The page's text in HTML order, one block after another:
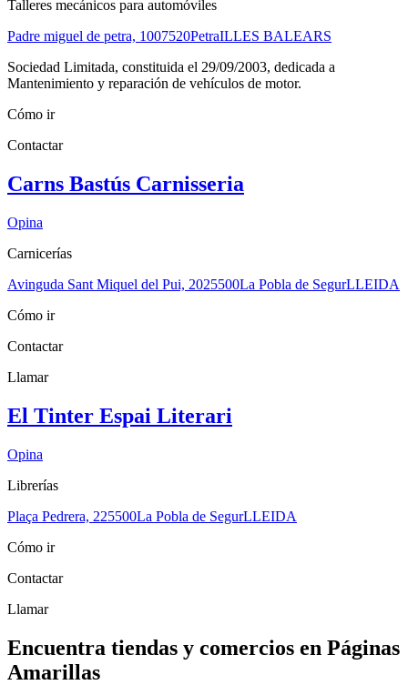
Talleres mecánicos para automóviles
Padre miguel de petra, 1007520PetraILLES BALEARS
Sociedad Limitada, constituida el 29/09/2003, dedicada a
Mantenimiento y reparación de vehículos de motor.
Cómo ir
Contactar
Carns Bastús Carnisseria
Opina
Carnicerías
Avinguda Sant Miquel del Pui, 2025500La Pobla de SegurLLEIDA
Cómo ir
Contactar
Llamar
El Tinter Espai Literari
Opina
Librerías
Plaça Pedrera, 225500La Pobla de SegurLLEIDA
Cómo ir
Contactar
Llamar
Encuentra tiendas y comercios en Páginas
Amarillas